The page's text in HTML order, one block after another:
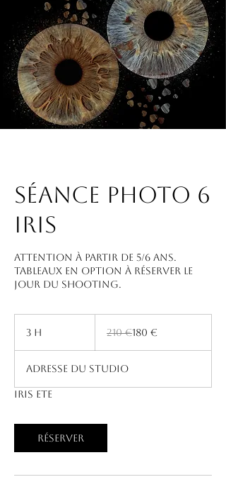
Séance photo 6
iris
Attention à partir de 5/6 ans.
Tableaux en option à réserver le
jour du shooting.
3 h 210 €180 €
Adresse du studio
IRIS ETE
Réserver